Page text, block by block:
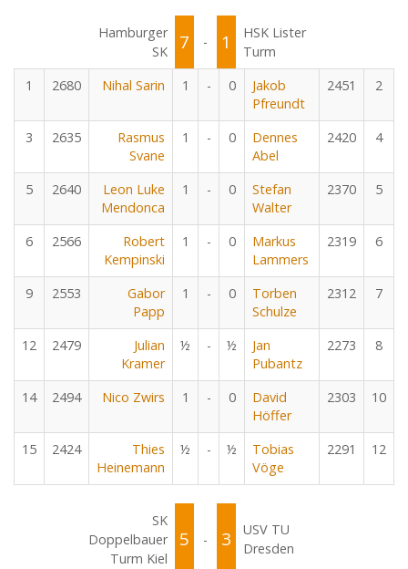
Hamburger
SK
7 - 1
HSK Lister
Turm
1
2680 Nihal Sarin 1 - 0
Jakob
Pfreundt
2451 2
3 2635
Rasmus
Svane
1 - 0
Dennes
Abel
2420 4
5 2640
Leon Luke
Mendonca
1 - 0
Stefan
Walter
2370 5
6 2566
Robert
Kempinski
1 - 0
Markus
Lammers
2319 6
9 2553
Gabor
Papp
1 - 0
Torben
Schulze
2312 7
12 2479
Julian
Kramer
½ - ½
Jan
Pubantz
2273 8
14 2494 Nico Zwirs 1 - 0
David
Höffer
2303 10
15 2424
Thies
Heinemann
½ - ½
Tobias
Vöge
2291 12
SK
Doppelbauer
Turm Kiel
5 - 3
USV TU
Dresden